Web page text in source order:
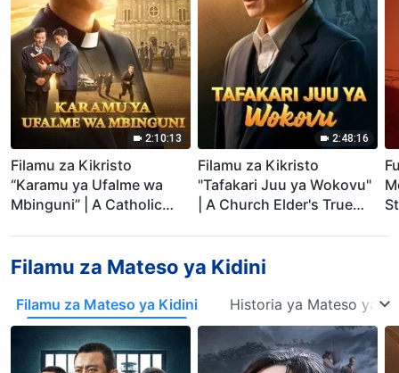
2:10:13
Filamu za Kikristo
“Karamu ya Ufalme wa
Mbinguni” | A Catholic
2:48:16
Filamu za Kikristo
"Tafakari Juu ya Wokovu"
| A Church Elder's True
Filamu za Mateso ya Kidini
Filamu za Mateso ya Kidini Historia ya Mateso ya